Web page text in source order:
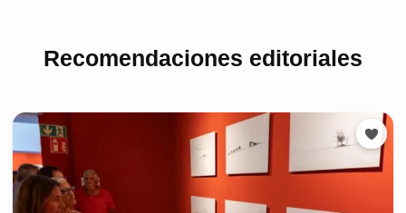
Recomendaciones editoriales